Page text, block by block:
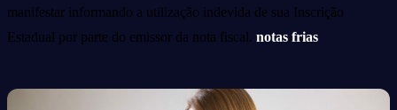
manifestar informando a utilização indevida de sua Inscrição
Estadual por parte do emissor da nota fiscal. notas frias